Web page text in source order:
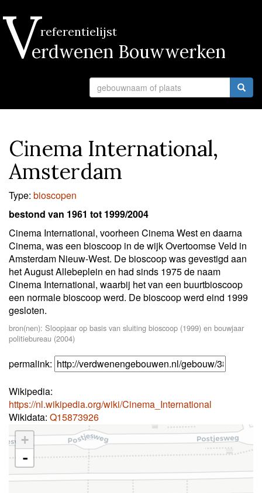
referentielijst
Verdwenen Bouwwerken
Cinema International,
Amsterdam
Type: bioscopen
bestond van 1961 tot 1999/2004
Cinema International, voorheen Cinema West en daarna
Cinema, was een bioscoop in de wijk Overtoomse Veld in
Amsterdam Nieuw-West. De bioscoop was gevestigd aan
het August Allebeplein en had sinds 1975 de naam
Cinema International, waarbij het van een buurtbioscoop
een normale bioscoop werd. De bioscoop werd eind 1999
gesloten.
bron(nen): Sloopjaar op basis van sluiting bioscoop (1999) en bouwjaar
politiebureau (2004)
permalink:
Wikipedia:
https://nl.wikipedia.org/wiki/Cinema_International
Wikidata: Q15873926
+
-